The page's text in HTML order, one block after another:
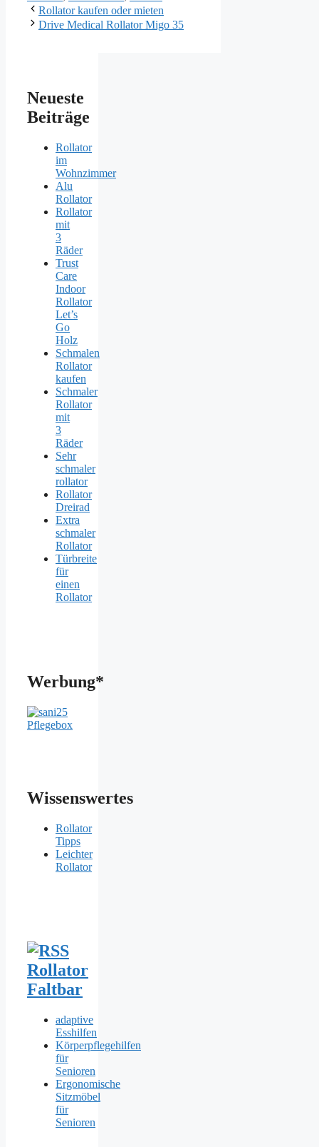
Rollator kaufen oder mieten
Drive Medical Rollator Migo 35
Neueste
Beiträge
Rollator
im
Wohnzimmer
Alu
Rollator
Rollator
mit
3
Räder
Trust
Care
Indoor
Rollator
Let’s
Go
Holz
Schmalen
Rollator
kaufen
Schmaler
Rollator
mit
3
Räder
Sehr
schmaler
rollator
Rollator
Dreirad
Extra
schmaler
Rollator
Türbreite
für
einen
Rollator
Werbung*
Wissenswertes
Rollator
Tipps
Leichter
Rollator
Rollator
Faltbar
adaptive
Esshilfen
Körperpflegehilfen
für
Senioren
Ergonomische
Sitzmöbel
für
Senioren